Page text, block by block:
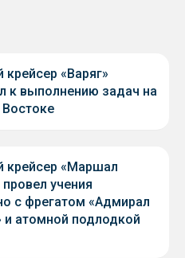
крейсер «Варяг»
к выполнению задач на
крейсер «Маршал
учения
с фрегатом «Адмирал
и атомной подлодкой